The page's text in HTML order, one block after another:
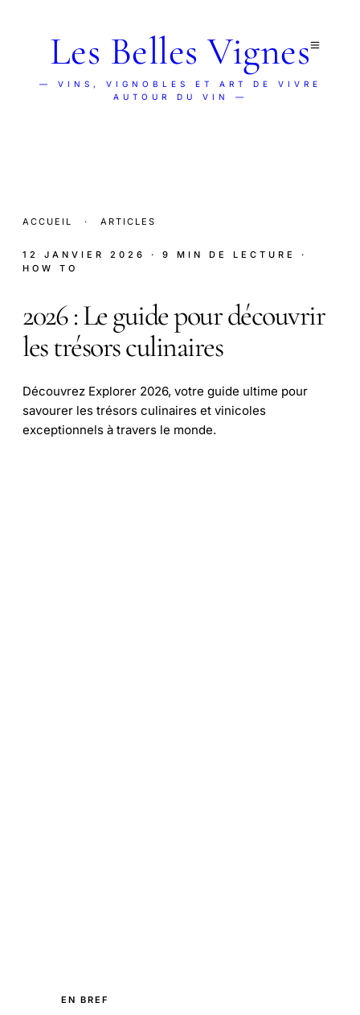
Les Belles Vignes
— VINS, VIGNOBLES ET ART DE VIVRE
AUTOUR DU VIN —
ACCUEIL · ARTICLES
12 JANVIER 2026 · 9 MIN DE LECTURE
·
HOW TO
2026 : Le guide pour découvrir
les trésors culinaires
Découvrez Explorer 2026, votre guide ultime pour
savourer les trésors culinaires et vinicoles
exceptionnels à travers le monde.
EN BREF